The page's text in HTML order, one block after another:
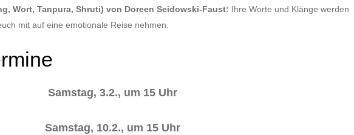
Wort, Tanpura, Shruti) von Doreen Seidowski-Faust: Ihre Worte und Klänge werden
mit auf eine emotionale Reise nehmen.
Samstag, 3.2., um 15 Uhr
Samstag, 10.2., um 15 Uhr